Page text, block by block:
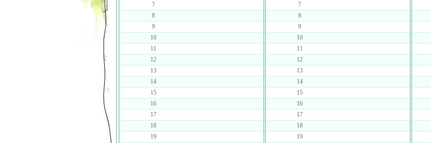
7
8
9
10
11
12
13
14
15
16
17
18
19
7
8
9
10
11
12
13
14
15
16
17
18
19